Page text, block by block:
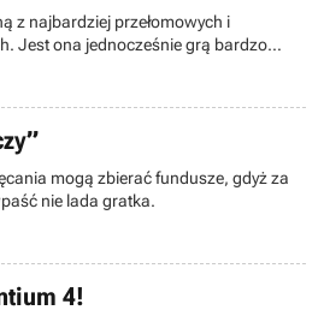
z najbardziej przełomowych i
Jest ona jednocześnie grą bardzo
mógł się przekonać. Aby pomóc
wspaniałą grę publikujemy poradnik,
zabawę.
mogą zbierać fundusze, gdyż za
nie lada gratka.
4!